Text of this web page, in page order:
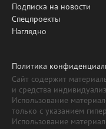
Подписка на новости
Спецпроекты
Наглядно
Политика
Сайт содержит
и средства
Использование
только с указанием
Использование